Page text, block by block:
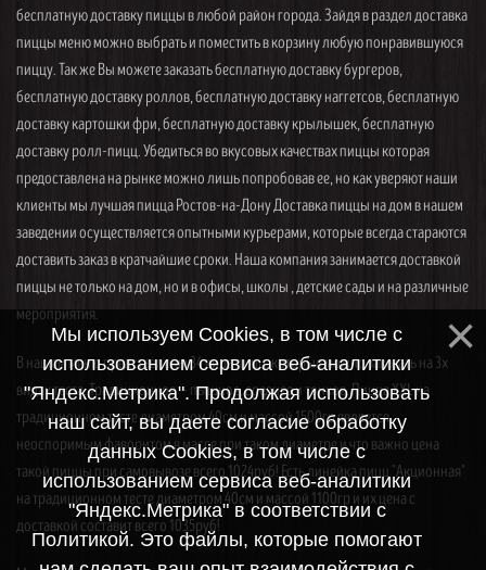
бесплатную доставку пиццы в любой район города. Зайдя в раздел доставка
пиццы меню можно выбрать и поместить в корзину любую понравившуюся
пиццу. Так же Вы можете заказать бесплатную доставку бургеров,
бесплатную доставку роллов, бесплатную доставку наггетсов, бесплатную
доставку картошки фри, бесплатную доставку крылышек, бесплатную
доставку ролл-пицц. Убедиться во вкусовых качествах пиццы которая
предоставлена на рынке можно лишь попробовав ее, но как уверяют наши
клиенты мы лучшая пицца Ростов-на-Дону Доставка пиццы на дом в нашем
заведении осуществляется опытными курьерами, которые всегда стараются
доставить заказ в кратчайшие сроки. Наша компания занимается доставкой
пиццы не только на дом, но и в офисы, школы , детские сады и на различные
мероприятия.
В нашем меню представлены 34 вида пицц, которые можно заказать на 3х
видах теста. Традиционное — пышное, среднее и тонкое. Пицца XXL на
традиционном тесте диаметром 40см и массой 1500гр является
неоспоримым фаворитом в массе при таком диаметре и что важно цена
такой пиццы при самовывозе всего 1024руб! Есть линейка пицц "Акционная"
на традиционном тесте диаметром 40см и массой 1100гр и их цена с
доставкой составит всего 1035руб!
Мы используем Cookies, в том числе с
использованием сервиса веб-аналитики
"Яндекс.Метрика". Продолжая использовать
наш сайт, вы даете согласие обработку
данных Cookies, в том числе с
использованием сервиса веб-аналитики
"Яндекс.Метрика" в соответствии с
Политикой. Это файлы, которые помогают